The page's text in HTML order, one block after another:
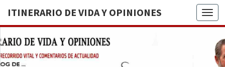
ITINERARIO DE VIDA Y OPINIONES